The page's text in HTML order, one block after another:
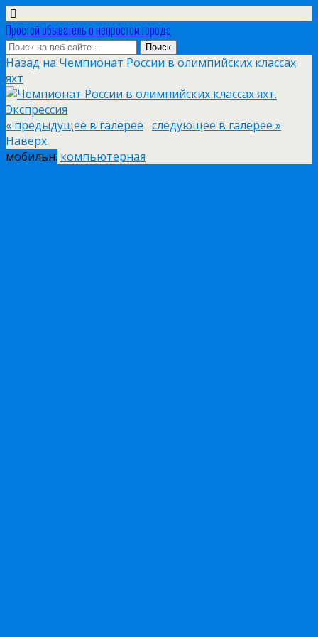
Простой обыватель о непростом городе
Назад на Чемпионат России в олимпийских классах
яхт
« предыдущее в галерее следующее в галерее »
Наверх
мобильн. компьютерная